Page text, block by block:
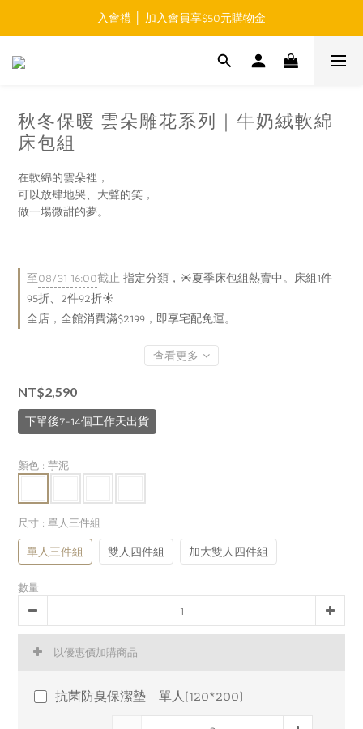
免運費 │ 滿$999元 超商取貨免運
入會禮 │ 加入會員享$50元購物金
免運費 │ 滿$999元 超商取貨免運
秋冬保暖 雲朵雕花系列｜牛奶絨軟綿
床包組
在軟綿的雲朵裡，
可以放肆地哭、大聲的笑，
做一場微甜的夢。
至08/31 16:00截止指定分類，☀️夏季床包組熱賣中。床組1件
95折、2件92折☀️
全店，全館消費滿$2199，即享宅配免運。
查看更多
NT$2,590
下單後7-14個工作天出貨
顏色 : 芋泥
尺寸 : 單人三件組
單人三件組 雙人四件組 加大雙人四件組
數量
以優惠價加購商品
抗菌防臭保潔墊 - 單人(120*200)